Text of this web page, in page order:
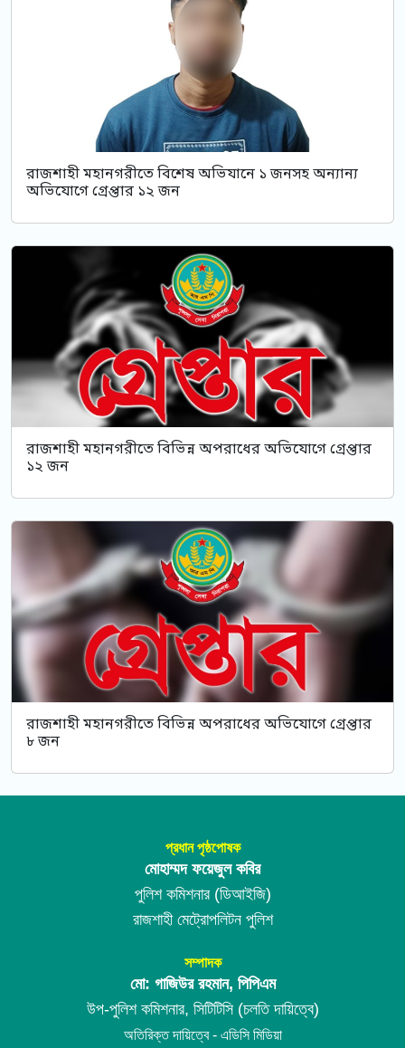
রাজশাহী মহানগরীতে বিশেষ অভিযানে ১ জনসহ অন্যান্য
অভিযোগে গ্রেপ্তার ১২ জন
রাজশাহী মহানগরীতে বিভিন্ন অপরাধের অভিযোগে গ্রেপ্তার
১২ জন
রাজশাহী মহানগরীতে বিভিন্ন অপরাধের অভিযোগে গ্রেপ্তার
৮ জন
প্রধান পৃষ্ঠপোষক
মোহাম্মদ ফয়েজুল কবির
পুলিশ কমিশনার (ডিআইজি)
রাজশাহী মেট্রোপলিটন পুলিশ
সম্পাদক
মো: গাজিউর রহমান, পিপিএম
উপ-পুলিশ কমিশনার, সিটিটিসি (চলতি দায়িত্বে)
অতিরিক্ত দায়িত্বে - এডিসি মিডিয়া